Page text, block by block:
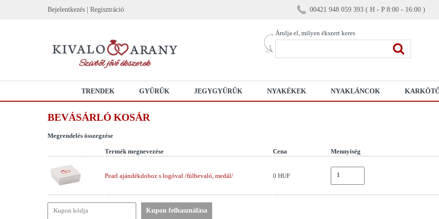
Bejelentkezés| Regisztráció 00421 948 059 393 ( H - P 8:00 - 16:00 )
Árulja el, milyen ékszert keres
TRENDEK GYŰRŰK JEGYGYŰRŰK NYAKÉKEK NYAKLÁNCOK
BEVÁSÁRLÓ KOSÁR
Megrendelés összegzése
Termék megnevezése Cena Mennyiség
Pearl ajándékdoboz s logóval /fülbevaló, medál/ 0 HUF